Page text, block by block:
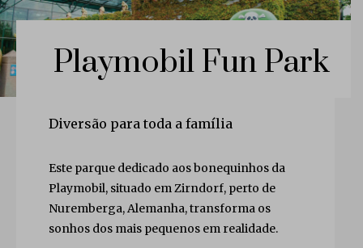
Playmobil Fun Park
Diversão para toda a família
Este parque dedicado aos bonequinhos da
Playmobil, situado em Zirndorf, perto de
Nuremberga, Alemanha, transforma os
sonhos dos mais pequenos em realidade.